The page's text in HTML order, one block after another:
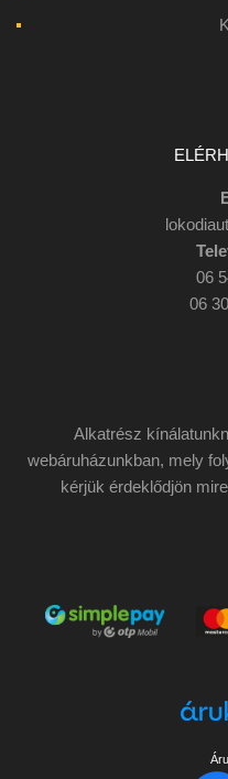
06
06
Alkatrész
webáruházunkban, mely
kérjük érdeklődjön